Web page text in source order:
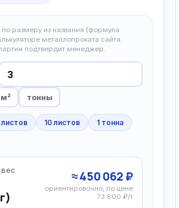
размеру из названия (формула
металлопроката сайта.
подтвердит менеджер.
м² тонны
листов 10 листов
1 тонна
≈ 450 062 ₽
ориентировочно, по цене
73 800 ₽/т